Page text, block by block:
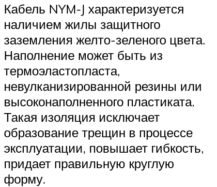
Кабель NYM-J характеризуется
наличием жилы защитного
заземления желто-зеленого цвета.
Наполнение может быть из
термоэластопласта,
невулканизированной резины или
высоконаполненного пластиката.
Такая изоляция исключает
образование трещин в процессе
эксплуатации, повышает гибкость,
придает правильную круглую
форму.